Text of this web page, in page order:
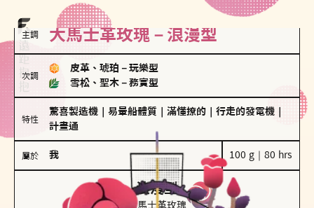
主調 大馬士革玫瑰－浪漫型
次調
皮革、琥珀 － 玩樂型
雪松、聖木 － 務實型
特性
驚喜製造機 易暈船體質 滿懂撩的 行走的發電機
計畫通
屬於 我 100 g｜80 hrs
浪漫型
大馬士革玫瑰